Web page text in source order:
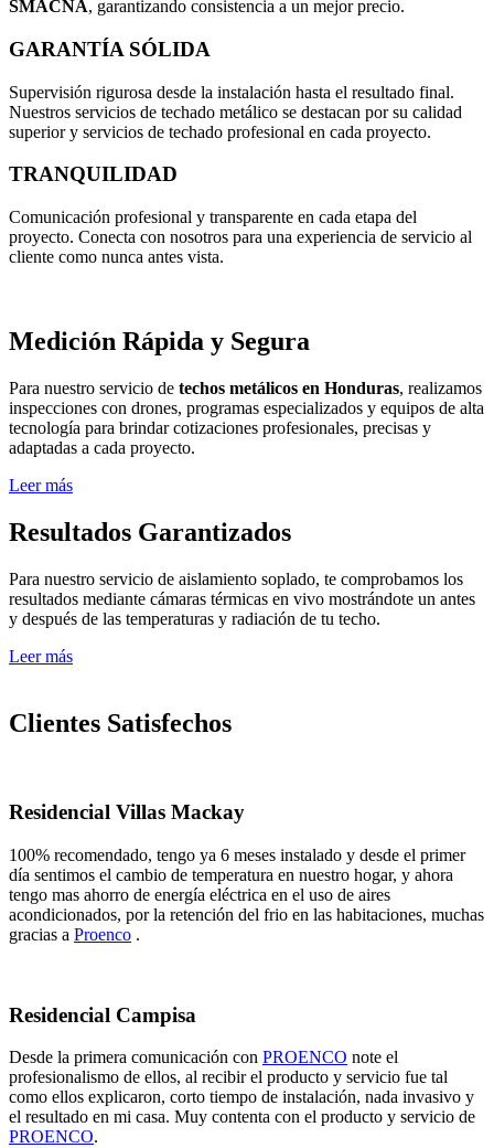
SMACNA, garantizando consistencia a un mejor precio.
GARANTÍA SÓLIDA
Supervisión rigurosa desde la instalación hasta el resultado final.
Nuestros servicios de techado metálico se destacan por su calidad
superior y servicios de techado profesional en cada proyecto.
TRANQUILIDAD
Comunicación profesional y transparente en cada etapa del
proyecto. Conecta con nosotros para una experiencia de servicio al
cliente como nunca antes vista.
Medición Rápida y Segura
Para nuestro servicio de techos metálicos en Honduras, realizamos
inspecciones con drones, programas especializados y equipos de alta
tecnología para brindar cotizaciones profesionales, precisas y
adaptadas a cada proyecto.
Leer más
Resultados Garantizados
Para nuestro servicio de aislamiento soplado, te comprobamos los
resultados mediante cámaras térmicas en vivo mostrándote un antes
y después de las temperaturas y radiación de tu techo.
Leer más
Clientes Satisfechos
Residencial Villas Mackay
100% recomendado, tengo ya 6 meses instalado y desde el primer
día sentimos el cambio de temperatura en nuestro hogar, y ahora
tengo mas ahorro de energía eléctrica en el uso de aires
acondicionados, por la retención del frio en las habitaciones, muchas
gracias a Proenco .
Residencial Campisa
Desde la primera comunicación con PROENCO note el
profesionalismo de ellos, al recibir el producto y servicio fue tal
como ellos explicaron, corto tiempo de instalación, nada invasivo y
el resultado en mi casa. Muy contenta con el producto y servicio de
PROENCO.